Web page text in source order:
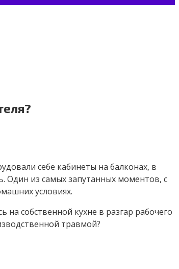
себе кабинеты на балконах, в
Один из самых запутанных моментов, с
условиях.
на собственной кухне в разгар рабочего
травмой?